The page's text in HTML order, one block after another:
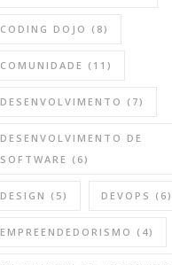
CODING DOJO (8)
COMUNIDADE (11)
DESENVOLVIMENTO (7)
DESENVOLVIMENTO DE
SOFTWARE (6)
DESIGN (5) DEVOPS (6)
EMPREENDEDORISMO (4)